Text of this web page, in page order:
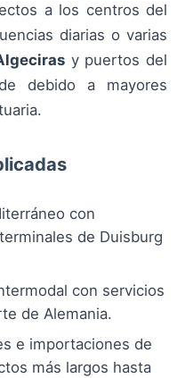
a los centros del
diarias o varias
y puertos del
debido a mayores
con
de Duisburg
con servicios
de Alemania.
e importaciones de
más largos hasta